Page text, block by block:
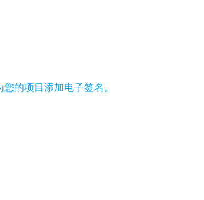
的项目添加电子签名。